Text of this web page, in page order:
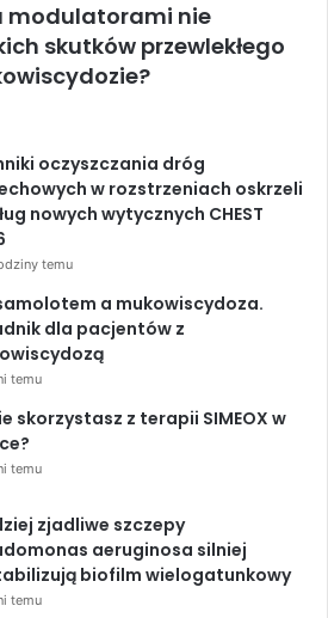
modulatorami nie
skutków przewlekłego
oczyszczania dróg
w rozstrzeniach oskrzeli
nowych wytycznych CHEST
temu
a mukowiscydoza.
dla pacjentów z
temu
skorzystasz z terapii SIMEOX w
temu
zjadliwe szczepy
aeruginosa silniej
biofilm wielogatunkowy
temu